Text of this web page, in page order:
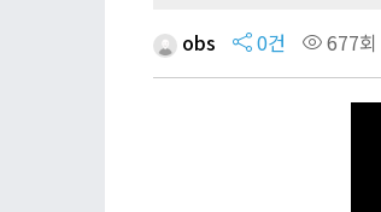
obs 0건 677회